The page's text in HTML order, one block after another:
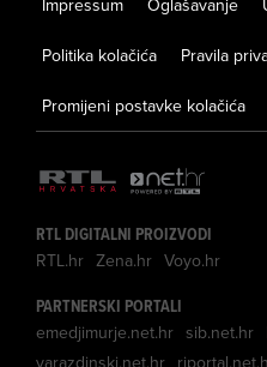
Politika kolačića Pravila
Promijeni postavke kolačića
RTL DIGITALNI PROIZVODI
RTL.hr Zena.hr Voyo.hr
PARTNERSKI PORTALI
emedjimurje.net.hr sib.net.hr
varazdinski.net.hr